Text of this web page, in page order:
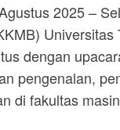
2025 –
dengan
pengenalan,
di fakultas